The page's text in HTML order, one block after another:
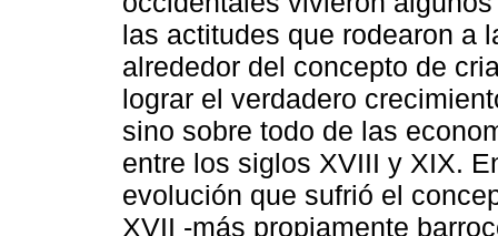
las actitudes que rodearon a
alrededor del concepto de
lograr el verdadero
sino sobre todo de las
entre los siglos XVIII y XIX.
evolución que sufrió el
XVII -más propiamente